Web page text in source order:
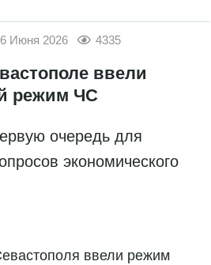
Июня 2026 4335
ввели
режим ЧС
очередь для
экономического
ввели режим